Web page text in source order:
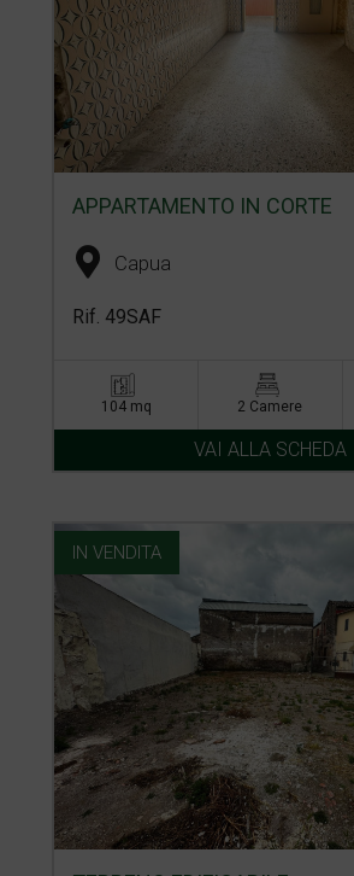
APPARTAMENTO IN CORTE
Capua
Rif. 49SAF
104 mq 2 Camere
VAI ALLA SCHEDA
IN VENDITA